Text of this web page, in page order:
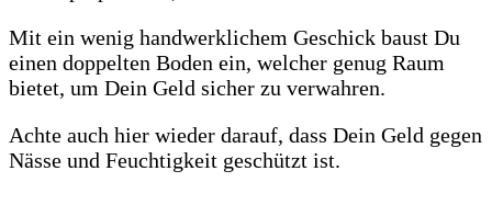
Mit ein wenig handwerklichem Geschick baust Du
einen doppelten Boden ein, welcher genug Raum
bietet, um Dein Geld sicher zu verwahren.
Achte auch hier wieder darauf, dass Dein Geld gegen
Nässe und Feuchtigkeit geschützt ist.